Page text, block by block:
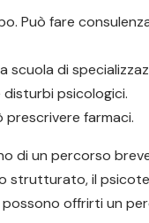
Può fare
di
psicologici.
prescrivere farmaci.
di un percorso
il
offrirti un